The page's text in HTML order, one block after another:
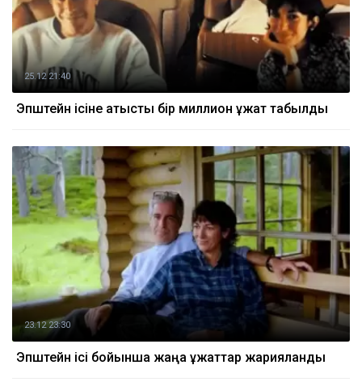
25.12 21:40
Эпштейн ісіне қатысты бір миллион құжат табылды
23.12 23:30
Эпштейн ісі бойынша жаңа құжаттар жарияланды